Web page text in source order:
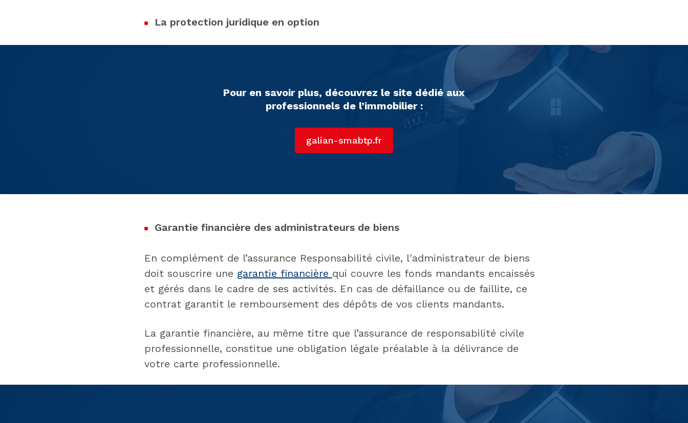
La protection juridique en option
Pour en savoir plus, découvrez le site dédié aux
professionnels de l’immobilier :
galian-smabtp.fr
Garantie financière des administrateurs de biens
En complément de l’assurance Responsabilité civile, l'administrateur de biens
doit souscrire une garantie financière qui couvre les fonds mandants encaissés
et gérés dans le cadre de ses activités. En cas de défaillance ou de faillite, ce
contrat garantit le remboursement des dépôts de vos clients mandants.
La garantie financière, au même titre que l’assurance de responsabilité civile
professionnelle, constitue une obligation légale préalable à la délivrance de
votre carte professionnelle.